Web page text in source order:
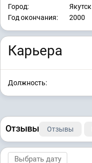
Город:
Якутск
Год окончания:
2000
Карьера
Должность:
Отзывы Отзывы